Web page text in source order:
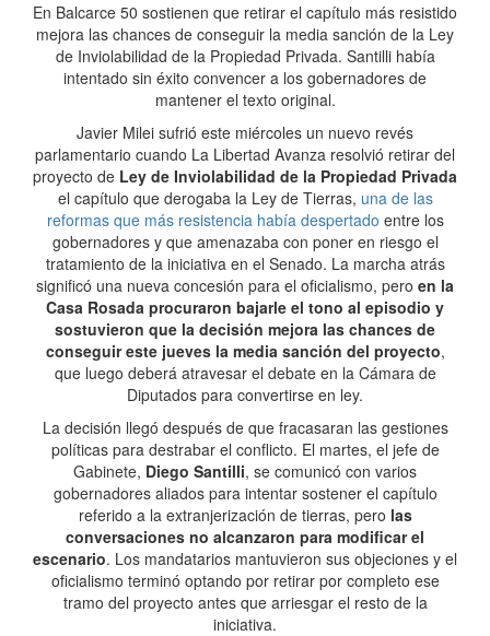
En Balcarce 50 sostienen que retirar el capítulo más resistido
mejora las chances de conseguir la media sanción de la Ley
de Inviolabilidad de la Propiedad Privada. Santilli había
intentado sin éxito convencer a los gobernadores de
mantener el texto original.
Javier Milei sufrió este miércoles un nuevo revés
parlamentario cuando La Libertad Avanza resolvió retirar del
proyecto de Ley de Inviolabilidad de la Propiedad Privada
el capítulo que derogaba la Ley de Tierras, una de las
reformas que más resistencia había despertado entre los
gobernadores y que amenazaba con poner en riesgo el
tratamiento de la iniciativa en el Senado. La marcha atrás
significó una nueva concesión para el oficialismo, pero en la
Casa Rosada procuraron bajarle el tono al episodio y
sostuvieron que la decisión mejora las chances de
conseguir este jueves la media sanción del proyecto,
que luego deberá atravesar el debate en la Cámara de
Diputados para convertirse en ley.
La decisión llegó después de que fracasaran las gestiones
políticas para destrabar el conflicto. El martes, el jefe de
Gabinete, Diego Santilli, se comunicó con varios
gobernadores aliados para intentar sostener el capítulo
referido a la extranjerización de tierras, pero las
conversaciones no alcanzaron para modificar el
escenario. Los mandatarios mantuvieron sus objeciones y el
oficialismo terminó optando por retirar por completo ese
tramo del proyecto antes que arriesgar el resto de la
iniciativa.